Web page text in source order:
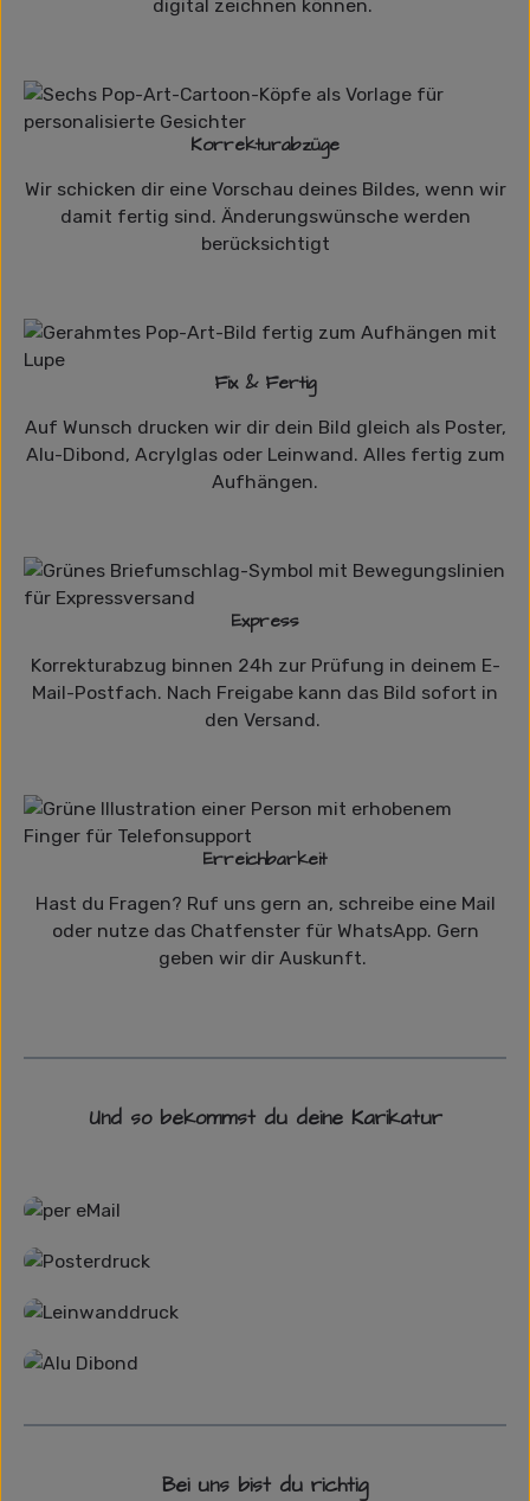
digital zeichnen können.
Korrekturabzüge
Wir schicken dir eine Vorschau deines Bildes, wenn wir
damit fertig sind. Änderungswünsche werden
berücksichtigt
Fix & Fertig
Auf Wunsch drucken wir dir dein Bild gleich als Poster,
Alu-Dibond, Acrylglas oder Leinwand. Alles fertig zum
Aufhängen.
Express
Korrekturabzug binnen 24h zur Prüfung in deinem E-
Mail-Postfach. Nach Freigabe kann das Bild sofort in
den Versand.
Erreichbarkeit
Hast du Fragen? Ruf uns gern an, schreibe eine Mail
oder nutze das Chatfenster für WhatsApp. Gern
geben wir dir Auskunft.
Und so bekommst du deine Karikatur
Bei uns bist du richtig